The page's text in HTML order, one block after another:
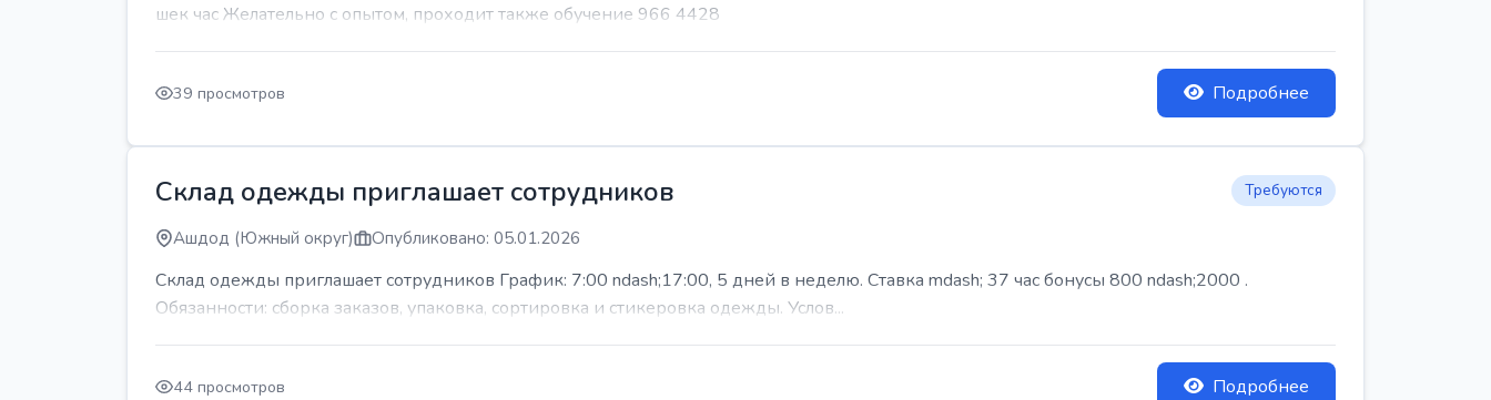
шек час Желательно с опытом, проходит также обучение 966 4428
39 просмотров Подробнее
Склад одежды приглашает сотрудников Требуются
Ашдод (Южный округ) Опубликовано: 05.01.2026
Склад одежды приглашает сотрудников График: 7:00 ndash;17:00, 5 дней в неделю. Ставка mdash; 37 час бонусы 800 ndash;2000 .
Обязанности: сборка заказов, упаковка, сортировка и стикеровка одежды. Услов...
44 просмотров Подробнее